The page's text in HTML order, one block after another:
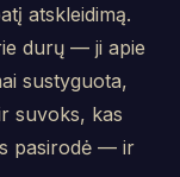
atskleidimą.
durų — ji apie
sustyguota,
suvoks, kas
pasirodė — ir